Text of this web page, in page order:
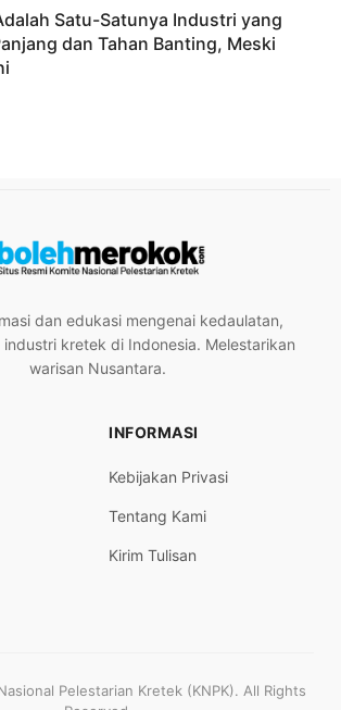
Satu-Satunya Industri yang
dan Tahan Banting, Meski
dan edukasi mengenai kedaulatan,
kretek di Indonesia. Melestarikan
warisan Nusantara.
INFORMASI
Kebijakan Privasi
Tentang Kami
Kirim Tulisan
Pelestarian Kretek (KNPK). All Rights